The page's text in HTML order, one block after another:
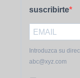
suscribirte
Introduzca su
abc@xyz.com